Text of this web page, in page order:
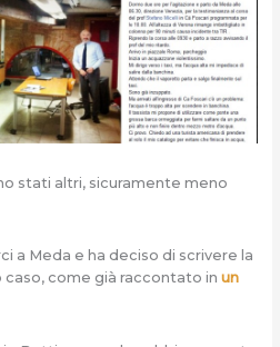
stati altri, sicuramente meno
a Meda e ha deciso di scrivere la
caso, come già raccontato in un